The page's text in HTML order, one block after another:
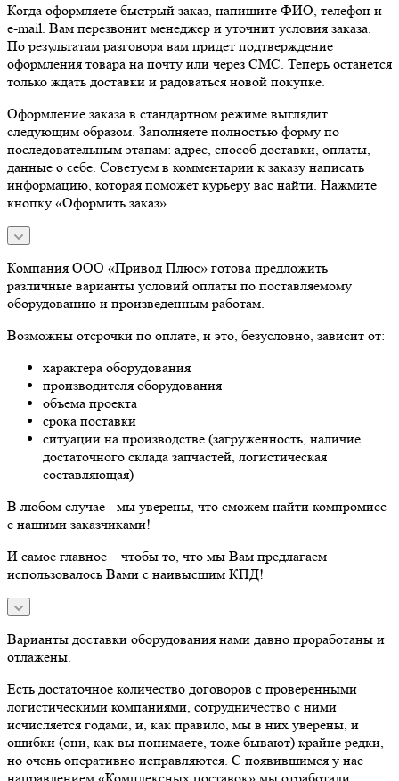
Когда оформляете быстрый заказ, напишите ФИО, телефон и
e-mail. Вам перезвонит менеджер и уточнит условия заказа.
По результатам разговора вам придет подтверждение
оформления товара на почту или через СМС. Теперь останется
только ждать доставки и радоваться новой покупке.
Оформление заказа в стандартном режиме выглядит
следующим образом. Заполняете полностью форму по
последовательным этапам: адрес, способ доставки, оплаты,
данные о себе. Советуем в комментарии к заказу написать
информацию, которая поможет курьеру вас найти. Нажмите
кнопку «Оформить заказ».
Компания ООО «Привод Плюс» готова предложить
различные варианты условий оплаты по поставляемому
оборудованию и произведенным работам.
Возможны отсрочки по оплате, и это, безусловно, зависит от:
характера оборудования
производителя оборудования
объема проекта
срока поставки
ситуации на производстве (загруженность, наличие
достаточного склада запчастей, логистическая
составляющая)
В любом случае - мы уверены, что сможем найти компромисс
с нашими заказчиками!
И самое главное – чтобы то, что мы Вам предлагаем –
использовалось Вами с наивысшим КПД!
Варианты доставки оборудования нами давно проработаны и
отлажены.
Есть достаточное количество договоров с проверенными
логистическими компаниями, сотрудничество с ними
исчисляется годами, и, как правило, мы в них уверены, и
ошибки (они, как вы понимаете, тоже бывают) крайне редки,
но очень оперативно исправляются. С появившимся у нас